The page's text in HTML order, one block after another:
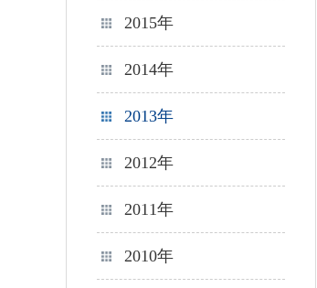
2015年
2014年
2013年
2012年
2011年
2010年